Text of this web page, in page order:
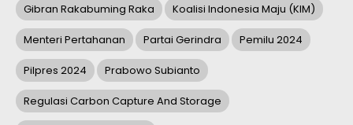
Gibran Rakabuming Raka Koalisi Indonesia Maju (KIM)
Menteri Pertahanan Partai Gerindra Pemilu 2024
Pilpres 2024 Prabowo Subianto
Regulasi Carbon Capture And Storage